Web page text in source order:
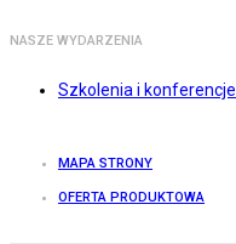
NASZE WYDARZENIA
Szkolenia i konferencje
MAPA STRONY
OFERTA PRODUKTOWA